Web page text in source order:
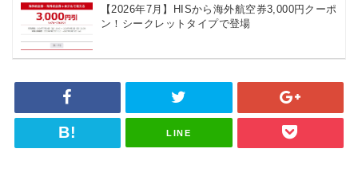
【2026年7月】HISから海外航空券3,000円クーポ
ン！シークレットタイプで登場
LINE